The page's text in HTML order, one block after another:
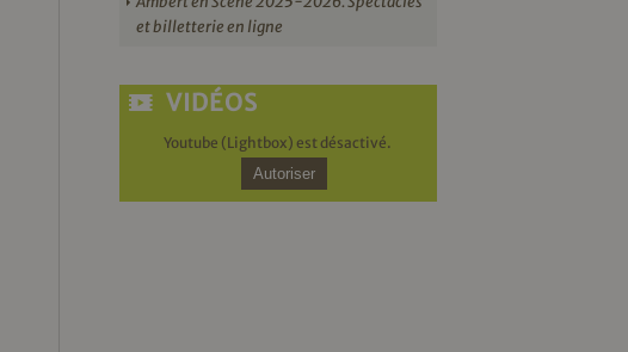
et billetterie en ligne
VIDÉOS
Youtube (Lightbox) est désactivé.
Autoriser